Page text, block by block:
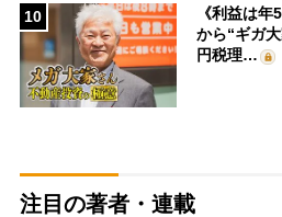
10
《利益は
から“ギガ
円税理…
注目の著者・連載